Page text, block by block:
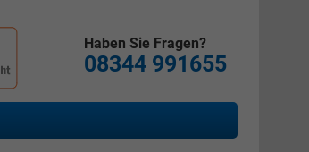
Haben Sie Fragen?
08344 991655